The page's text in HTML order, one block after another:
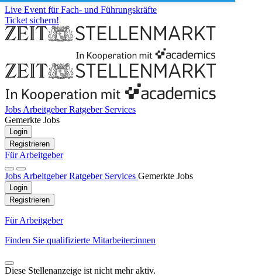
Live Event für Fach- und Führungskräfte
Ticket sichern!
Jobs ArbeitgeberRatgeber Services
Gemerkte Jobs
Login
Registrieren
Für Arbeitgeber
Jobs ArbeitgeberRatgeber Services Gemerkte Jobs
Login
Registrieren
Für Arbeitgeber
Finden Sie qualifizierte Mitarbeiter:innen
Diese Stellenanzeige ist nicht mehr aktiv.